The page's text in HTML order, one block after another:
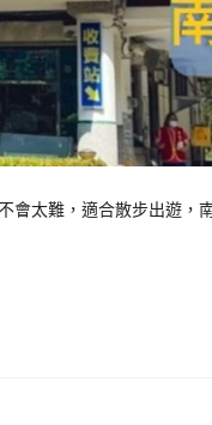
會太難，適合散步出遊，